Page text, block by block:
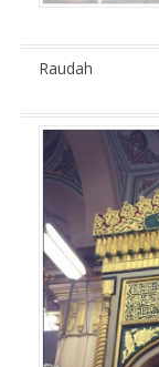
Raudah